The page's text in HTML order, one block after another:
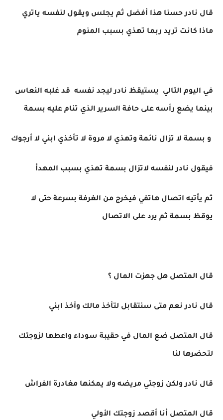
قال نادر حسنا هذا أفضل ثم يجلس ويقول لنفسه ياتري
ماذا كانت تريد ربما تهذي بسبب المنوم
في اليوم التالي يستيقظ نادر ليجد نفسه قد غلبه النعاس
بينما يضع رأسه على حافة السرير الذي تنام عليه بسمة
و بسمة لا تزال نائمة وتهذي لا مروة لا تأخذي ابني لا أرجوك
فيقول نادر لنفسه لاتزال بسمة تهذي بسبب المهدأ
ثم يأتيه اتصال هاتفي فيخرج من الغرفة بسرعة حتى لا
يوقظ بسمة ثم يرد على الاتصال
قال المتصل هل جهزت المال ؟
قال نادر نعم متى سنتقابل لتأخذ مالك وأخذ ابني
قال المتصل ضع المال في حقيبة سوداء واعطها لزوجتك
لتحضرها لنا
قال نادر ولكن زوجتي مريضه ولا يمكنها مغادرة الفراش
قال المتصل أنا أقصد زوجتك الأولي